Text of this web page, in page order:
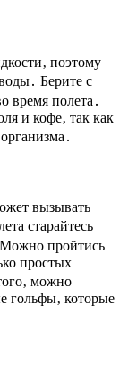
поэтому
Берите с
время полета․
и кофе‚ так как
вызывать
старайтесь
Можно пройтись
простых
можно
гольфы‚ которые